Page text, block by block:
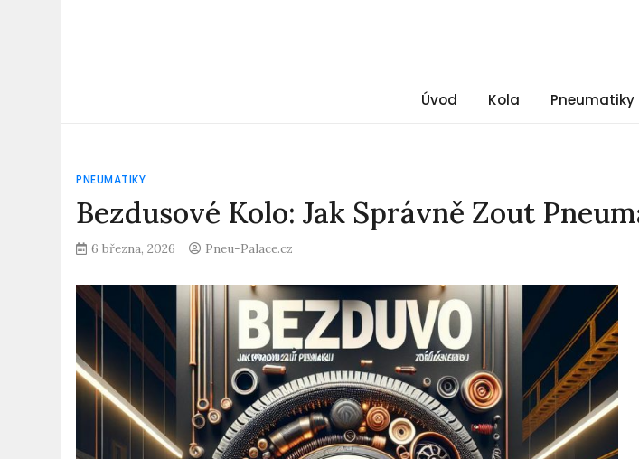
Úvod Kola Pneumatiky
PNEUMATIKY
Bezdusové Kolo: Jak Správně Zout
6 března, 2026 Pneu-Palace.cz